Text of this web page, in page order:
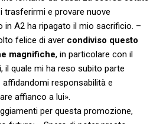
trasferirmi e provare nuove
in A2 ha ripagato il mio sacrificio. –
felice di aver condiviso questo
magnifiche, in particolare con il
il quale mi ha reso subito parte
responsabilità e
affianco a lui».
per questa promozione,